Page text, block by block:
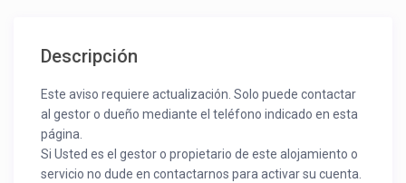
Descripción
Este aviso requiere actualización. Solo puede contactar
al gestor o dueño mediante el teléfono indicado en esta
página.
Si Usted es el gestor o propietario de este alojamiento o
servicio no dude en contactarnos para activar su cuenta.